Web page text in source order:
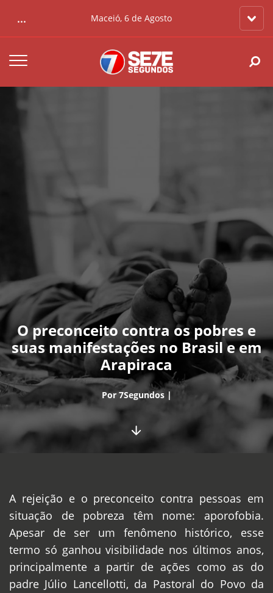
... Maceió, 6 de Agosto
O preconceito contra os pobres e
suas manifestações no Brasil e em
Arapiraca
Por 7Segundos |
A rejeição e o preconceito contra pessoas em
situação de pobreza têm nome: aporofobia.
Apesar de ser um fenômeno histórico, esse
termo só ganhou visibilidade nos últimos anos,
principalmente a partir de ações como as do
padre Júlio Lancellotti, da Pastoral do Povo da